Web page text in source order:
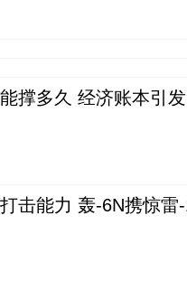
撑多久 经济账本引
击能力 轰-6N携惊雷